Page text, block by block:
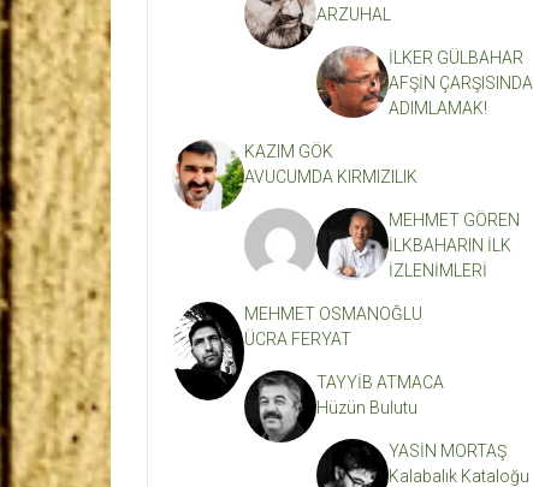
ARZUHAL
İLKER GÜLBAHAR
AFŞİN ÇARŞISINDA
ADIMLAMAK!
KAZIM GÖK
AVUCUMDA KIRMIZILIK
MEHMET GÖREN
İLKBAHARIN İLK
İZLENİMLERİ
MEHMET OSMANOĞLU
ÜCRA FERYAT
TAYYİB ATMACA
Hüzün Bulutu
YASİN MORTAŞ
Kalabalık Kataloğu